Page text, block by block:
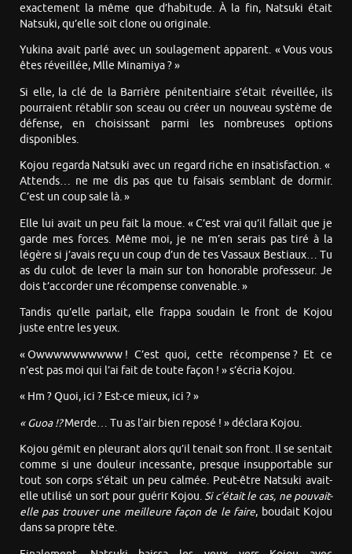
exactement la même que d’habitude. À la fin, Natsuki était
Natsuki, qu’elle soit clone ou originale.
Yukina avait parlé avec un soulagement apparent. « Vous vous
êtes réveillée, Mlle Minamiya ? »
Si elle, la clé de la Barrière pénitentiaire s’était réveillée, ils
pourraient rétablir son sceau ou créer un nouveau système de
défense, en choisissant parmi les nombreuses options
disponibles.
Kojou regarda Natsuki avec un regard riche en insatisfaction. «
Attends… ne me dis pas que tu faisais semblant de dormir.
C’est un coup sale là. »
Elle lui avait un peu fait la moue. « C’est vrai qu’il fallait que je
garde mes forces. Même moi, je ne m’en serais pas tiré à la
légère si j’avais reçu un coup d’un de tes Vassaux Bestiaux… Tu
as du culot de lever la main sur ton honorable professeur. Je
dois t’accorder une récompense convenable. »
Tandis qu’elle parlait, elle frappa soudain le front de Kojou
juste entre les yeux.
« Owwwwwwwwww ! C’est quoi, cette récompense ? Et ce
n’est pas moi qui l’ai fait de toute façon ! » s’écria Kojou.
« Hm ? Quoi, ici ? Est-ce mieux, ici ? »
« Guoa !?Merde… Tu as l’air bien reposé ! » déclara Kojou.
Kojou gémit en pleurant alors qu’il tenait son front. Il se sentait
comme si une douleur incessante, presque insupportable sur
tout son corps s’était un peu calmée. Peut-être Natsuki avait-
elle utilisé un sort pour guérir Kojou.Si c’était le cas, ne pouvait-
elle pas trouver une meilleure façon de le faire, boudait Kojou
dans sa propre tête.